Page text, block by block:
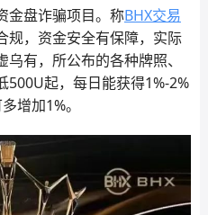
金盘诈骗项目。称BHX交易
规，资金安全有保障，实际
有，所公布的各种牌照、
500U起，每日能获得1%-2%
增加1%。